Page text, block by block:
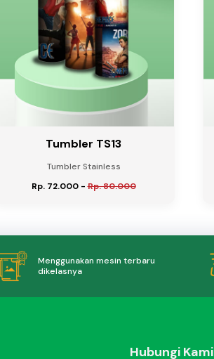
Tumbler TS13
Tumbler Stainless
Rp. 72.000-Rp. 80.000
Menggunakan mesin terbaru
dikelasnya
Hubungi Kami